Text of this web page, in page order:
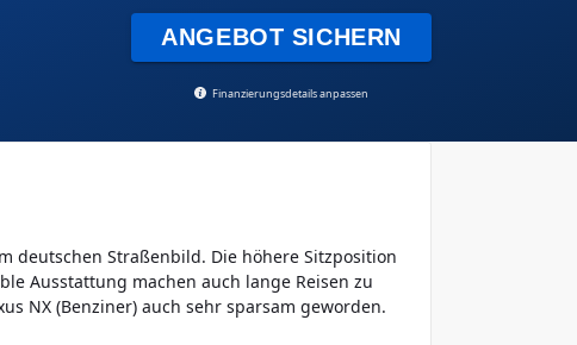
ANGEBOT SICHERN
Finanzierungsdetails anpassen
deutschen Straßenbild. Die höhere Sitzposition
Ausstattung machen auch lange Reisen zu
NX (Benziner) auch sehr sparsam geworden.